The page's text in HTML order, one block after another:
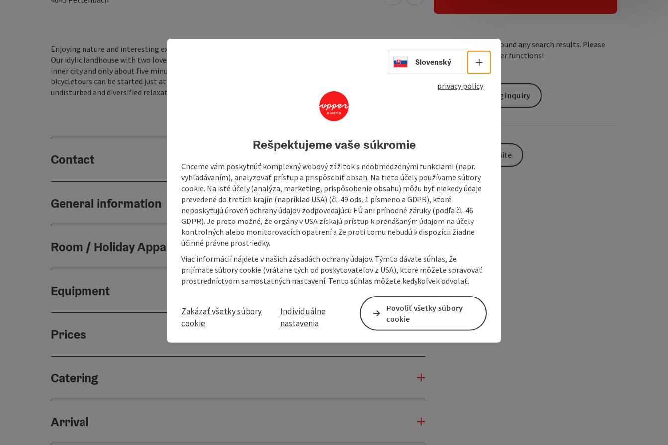
Enjoying nature and interesting experiences.
Our idylic landhouse with two lovely holiday apartments are locaded just about five kilometers into the next
inner city and only about five minutes of walking distance to the "Grüne Erde-Welt". Numerous hiking- and
bicycletours can be started just at the thresholds of the apartments. The peaceful location provides
undisturbed and diversified relaxation close to interesting holiday experiences.
Contact
General information
Room / Holiday Appartement
Equipment
Prices
Catering
Arrival
We have not found any search results. Please
adjust the filter functions!
non-binding inquiry
To the website
Select language - Open menu
Slovenský
privacy policy
Rešpektujeme vaše súkromie
Chceme vám poskytnúť komplexný webový zážitok s neobmedzenými funkciami (napr.
vyhľadávaním), analyzovať prístup a prispôsobiť obsah. Na tieto účely používame súbory
cookie. Na isté účely (analýza, marketing, prispôsobenie obsahu) môžu byť niekedy údaje
prevedené do tretích krajín (napríklad USA) (čl. 49 ods. 1 písmeno a GDPR), ktoré
neposkytujú úroveň ochrany údajov zodpovedajúcu EÚ ani príhodné záruky (podľa čl. 46
GDPR). Je preto možné, že orgány v USA získajú prístup k prenášaným údajom na účely
kontrolných alebo monitorovacích opatrení a že proti tomu nebudú k dispozícii žiadne
účinné právne prostriedky.
Viac informácií nájdete v našich zásadách ochrany údajov. Týmto dávate súhlas, že
prijímate súbory cookie (vrátane tých od poskytovateľov z USA), ktoré môžete spravovať
prostredníctvom samostatných nastavení. Tento súhlas môžete kedykoľvek odvolať.
Zakázať všetky súbory
cookie
Individuálne
nastavenia
Povoliť všetky súbory
cookie